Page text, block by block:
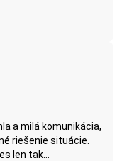
a milá komunikácia,
riešenie situácie.
len tak...